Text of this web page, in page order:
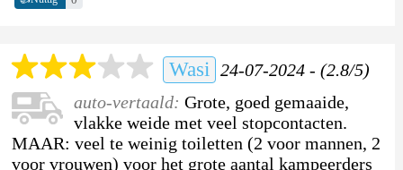
Wasi 24-07-2024 - (2.8/5)
auto-vertaald: Grote, goed gemaaide,
vlakke weide met veel stopcontacten.
MAAR: veel te weinig toiletten (2 voor mannen, 2
voor vrouwen) voor het grote aantal kampeerders